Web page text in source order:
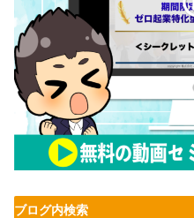
ブログ内検索